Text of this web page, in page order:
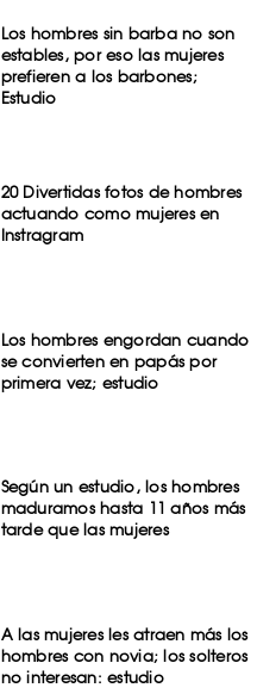
Los hombres sin barba no son
estables, por eso las mujeres
prefieren a los barbones;
Estudio
20 Divertidas fotos de hombres
actuando como mujeres en
Instragram
Los hombres engordan cuando
se convierten en papás por
primera vez; estudio
Según un estudio, los hombres
maduramos hasta 11 años más
tarde que las mujeres
A las mujeres les atraen más los
hombres con novia; los solteros
no interesan: estudio